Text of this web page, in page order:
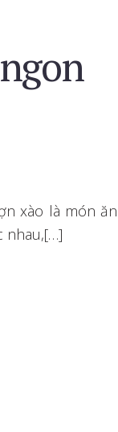
xào là món ăn
nhau,[…]